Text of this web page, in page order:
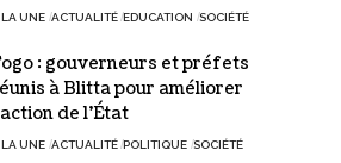
LA UNE ACTUALITÉ EDUCATION SOCIÉTÉ
: gouverneurs et préfets
à Blitta pour améliorer
de l’État
LA UNE ACTUALITÉ POLITIQUE SOCIÉTÉ